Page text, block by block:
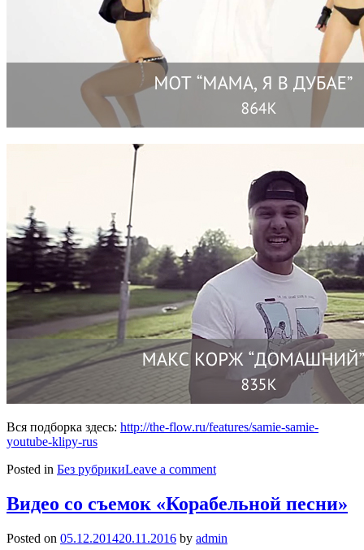
Вся подборка здесь: http://the-flow.ru/features/samie-samie-
youtube-klipy-rus
Posted in Без рубрикиLeave a comment
Видео со съемок «Корабельной песни»
Posted on 05.12.201420.11.2016 by admin